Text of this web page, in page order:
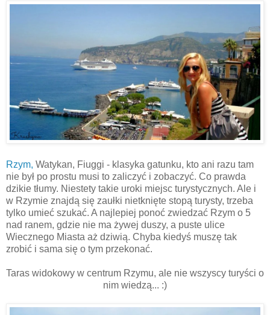
Rzym, Watykan, Fiuggi - klasyka gatunku, kto ani razu tam
nie był po prostu musi to zaliczyć i zobaczyć. Co prawda
dzikie tłumy. Niestety takie uroki miejsc turystycznych. Ale i
w Rzymie znajdą się zaułki nietknięte stopą turysty, trzeba
tylko umieć szukać. A najlepiej ponoć zwiedzać Rzym o 5
nad ranem, gdzie nie ma żywej duszy, a puste ulice
Wiecznego Miasta aż dziwią. Chyba kiedyś muszę tak
zrobić i sama się o tym przekonać.
Taras widokowy w centrum Rzymu, ale nie wszyscy turyści o
nim wiedzą... :)